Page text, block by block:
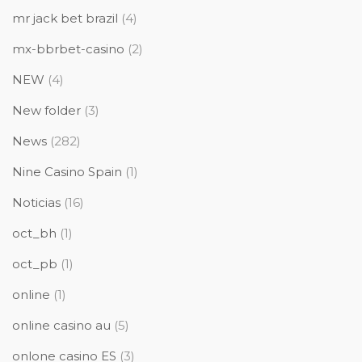
mr jack bet brazil (4)
mx-bbrbet-casino (2)
NEW (4)
New folder (3)
News (282)
Nine Casino Spain (1)
Noticias (16)
oct_bh (1)
oct_pb (1)
online (1)
online casino au (5)
onlone casino ES (3)